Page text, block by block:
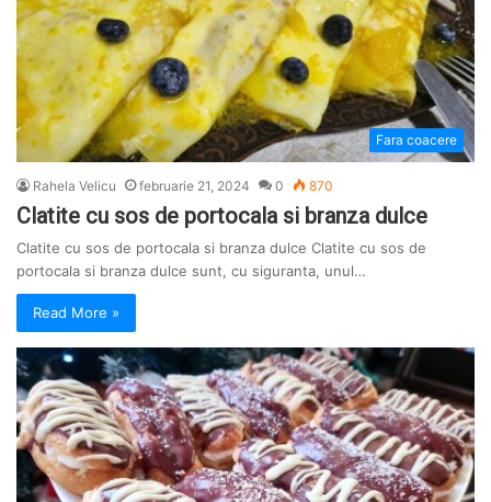
Fara coacere
Rahela Velicu februarie 21, 2024 0 870
Clatite cu sos de portocala si branza dulce
Clatite cu sos de portocala si branza dulce Clatite cu sos de
portocala si branza dulce sunt, cu siguranta, unul…
Read More »